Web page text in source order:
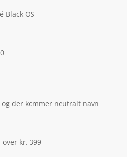
Black OS
der kommer neutralt navn
over kr. 399